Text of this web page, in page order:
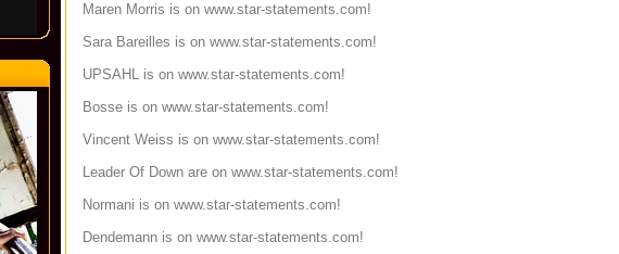
Maren Morris is on www.star-statements.com!
Sara Bareilles is on www.star-statements.com!
UPSAHL is on www.star-statements.com!
Bosse is on www.star-statements.com!
Vincent Weiss is on www.star-statements.com!
Leader Of Down are on www.star-statements.com!
Normani is on www.star-statements.com!
Dendemann is on www.star-statements.com!